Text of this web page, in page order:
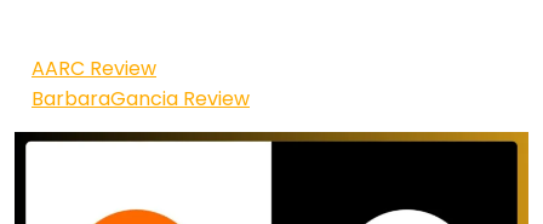
AARC Review
BarbaraGancia Review